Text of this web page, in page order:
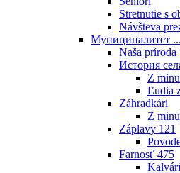
Stretnutie s
Návšteva
Муниципалитет ...
Naša príroda
История
Z
Ľudia
Záhradkári
Z
Záplavy 121
Farnosť 475